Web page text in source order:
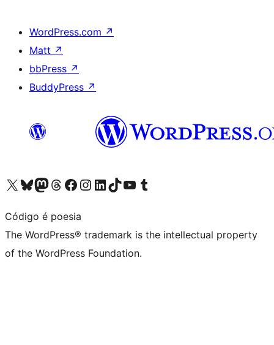
WordPress.com ↗
Matt ↗
bbPress ↗
BuddyPress ↗
Visit our X (formerly Twitter) account
Visit our Bluesky account
Visit our Mastodon account
Visit our Threads account
Visit our Facebook page
Visit our Instagram account
Visit our LinkedIn account
Visit our TikTok account
Visit our YouTube channel
Visit our Tumblr account
Código é poesia
The WordPress® trademark is the intellectual property
of the WordPress Foundation.